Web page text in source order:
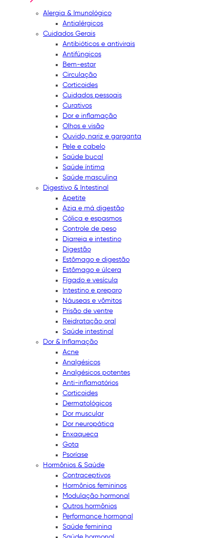
Alergia & Imunológico
Antialérgicos
Cuidados Gerais
Antibióticos e antivirais
Antifúngicos
Bem-estar
Circulação
Corticoides
Cuidados pessoais
Curativos
Dor e inflamação
Olhos e visão
Ouvido, nariz e garganta
Pele e cabelo
Saúde bucal
Saúde íntima
Saúde masculina
Digestivo & Intestinal
Apetite
Azia e má digestão
Cólica e espasmos
Controle de peso
Diarreia e intestino
Digestão
Estômago e digestão
Estômago e úlcera
Fígado e vesícula
Intestino e preparo
Náuseas e vômitos
Prisão de ventre
Reidratação oral
Saúde intestinal
Dor & Inflamação
Acne
Analgésicos
Analgésicos potentes
Anti-inflamatórios
Corticoides
Dermatológicos
Dor muscular
Dor neuropática
Enxaqueca
Gota
Psoríase
Hormônios & Saúde
Contraceptivos
Hormônios femininos
Modulação hormonal
Outros hormônios
Performance hormonal
Saúde feminina